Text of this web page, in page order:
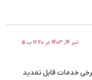
تیر 14, 1403 در 12:20 ب.ظ
خدمات قابل تمدید